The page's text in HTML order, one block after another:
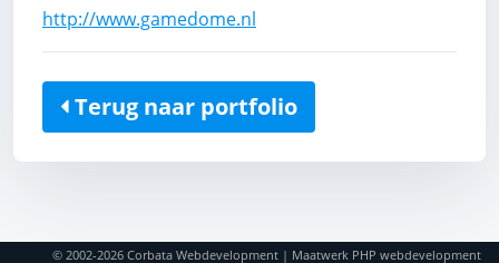
http://www.gamedome.nl
Terug naar portfolio
© 2002-2026 Corbata Webdevelopment | Maatwerk PHP webdevelopment